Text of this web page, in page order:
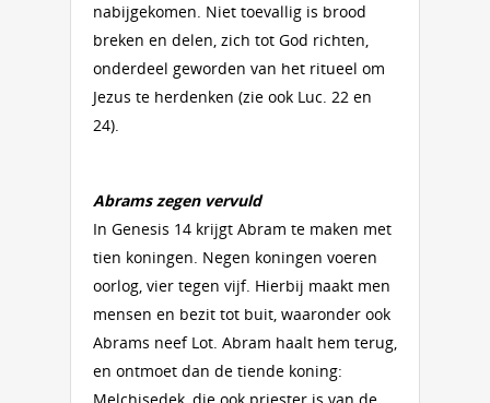
nabijgekomen. Niet toevallig is brood
breken en delen, zich tot God richten,
onderdeel geworden van het ritueel om
Jezus te herdenken (zie ook Luc. 22 en
24).
Abrams zegen vervuld
In Genesis 14 krijgt Abram te maken met
tien koningen. Negen koningen voeren
oorlog, vier tegen vijf. Hierbij maakt men
mensen en bezit tot buit, waaronder ook
Abrams neef Lot. Abram haalt hem terug,
en ontmoet dan de tiende koning: